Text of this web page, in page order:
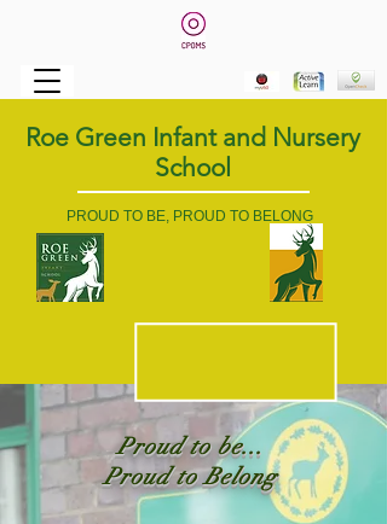
Roe Green Infant and Nursery
School
PROUD TO BE, PROUD TO BELONG
Proudto be...
Proud to Belong